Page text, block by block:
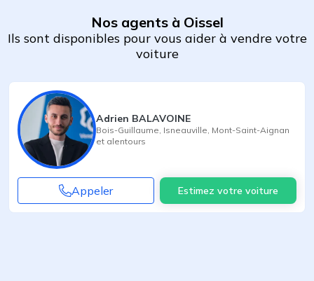
Nos agents à Oissel
Ils sont disponibles pour vous aider à vendre votre
voiture
Adrien BALAVOINE
Bois-Guillaume Isneauville Mont-Saint-Aignan
et alentours
Appeler Estimez votre voiture